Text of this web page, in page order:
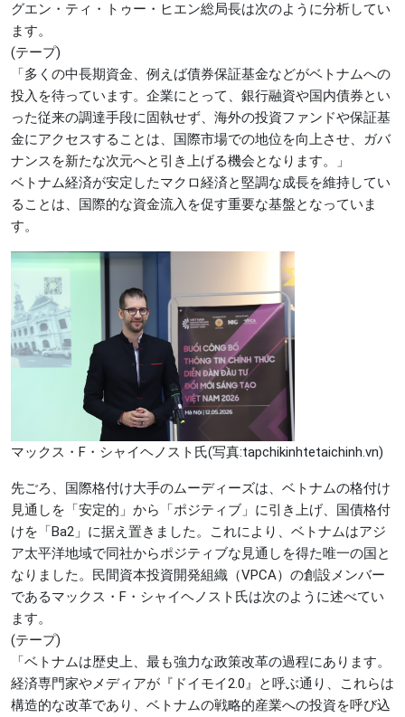
グエン・ティ・トゥー・ヒエン総局長は次のように分析してい
ます。
(テープ)
「多くの中長期資金、例えば債券保証基金などがベトナムへの
投入を待っています。企業にとって、銀行融資や国内債券とい
った従来の調達手段に固執せず、海外の投資ファンドや保証基
金にアクセスすることは、国際市場での地位を向上させ、ガバ
ナンスを新たな次元へと引き上げる機会となります。」
ベトナム経済が安定したマクロ経済と堅調な成長を維持してい
ることは、国際的な資金流入を促す重要な基盤となっていま
す。
マックス・F・シャイヘノスト氏(写真:tapchikinhtetaichinh.vn)
先ごろ、国際格付け大手のムーディーズは、ベトナムの格付け
見通しを「安定的」から「ポジティブ」に引き上げ、国債格付
けを「Ba2」に据え置きました。これにより、ベトナムはアジ
ア太平洋地域で同社からポジティブな見通しを得た唯一の国と
なりました。民間資本投資開発組織（VPCA）の創設メンバー
であるマックス・F・シャイヘノスト氏は次のように述べてい
ます。
(テープ)
「ベトナムは歴史上、最も強力な政策改革の過程にあります。
経済専門家やメディアが『ドイモイ2.0』と呼ぶ通り、これらは
構造的な改革であり、ベトナムの戦略的産業への投資を呼び込